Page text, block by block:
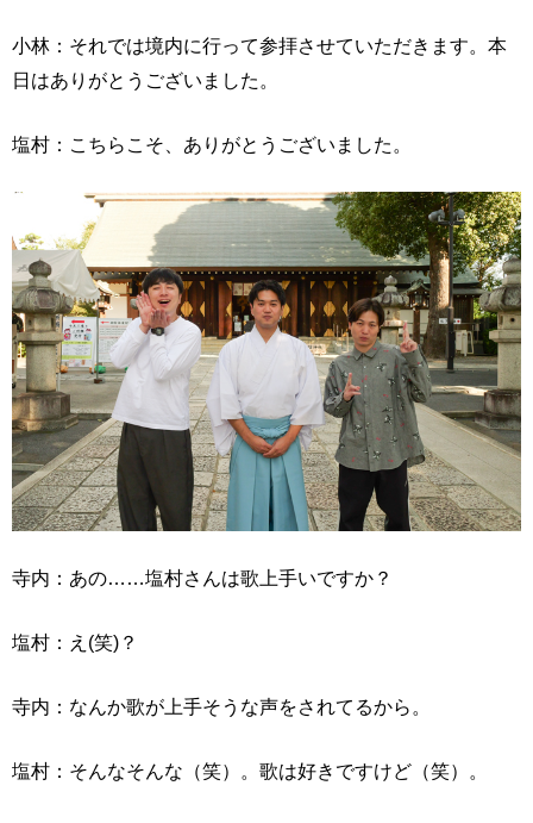
小林：それでは境内に行って参拝させていただきます。本
日はありがとうございました。
塩村：こちらこそ、ありがとうございました。
寺内：あの……塩村さんは歌上手いですか？
塩村：え(笑)？
寺内：なんか歌が上手そうな声をされてるから。
塩村：そんなそんな（笑）。歌は好きですけど（笑）。